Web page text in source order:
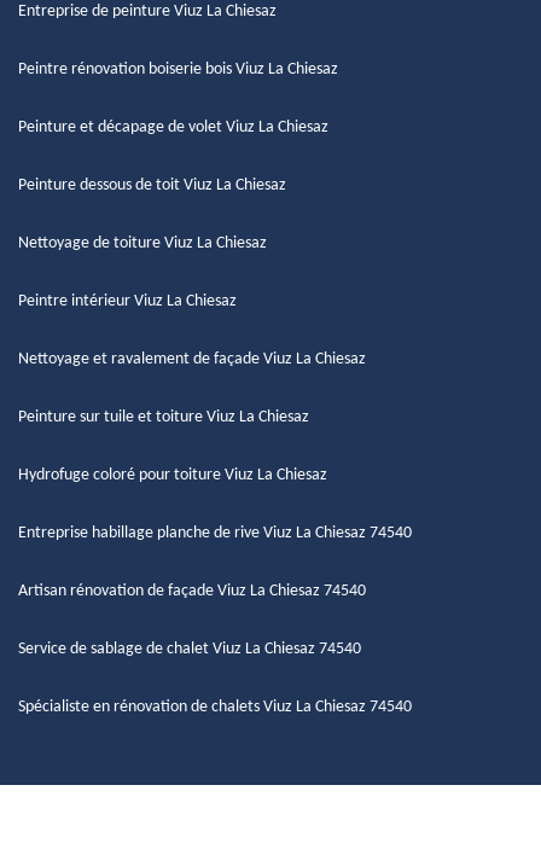
Entreprise de peinture Viuz La Chiesaz
Peintre rénovation boiserie bois Viuz La Chiesaz
Peinture et décapage de volet Viuz La Chiesaz
Peinture dessous de toit Viuz La Chiesaz
Nettoyage de toiture Viuz La Chiesaz
Peintre intérieur Viuz La Chiesaz
Nettoyage et ravalement de façade Viuz La Chiesaz
Peinture sur tuile et toiture Viuz La Chiesaz
Hydrofuge coloré pour toiture Viuz La Chiesaz
Entreprise habillage planche de rive Viuz La Chiesaz 74540
Artisan rénovation de façade Viuz La Chiesaz 74540
Service de sablage de chalet Viuz La Chiesaz 74540
Spécialiste en rénovation de chalets Viuz La Chiesaz 74540